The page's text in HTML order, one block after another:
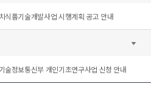
품기술개발사업 시행계획 공고 안내
정보통신부 개인기초연구사업 신청 안내